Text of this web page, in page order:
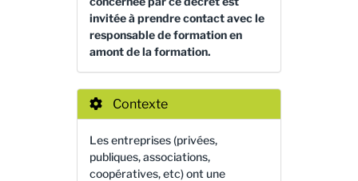
invitée à prendre contact avec le
responsable de formation en
amont de la formation.
Contexte
Les entreprises (privées,
publiques, associations,
coopératives, etc) ont une